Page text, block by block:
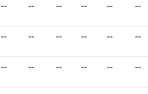
-- -- -- -- -- --
-- -- -- -- -- --
-- -- -- -- -- --